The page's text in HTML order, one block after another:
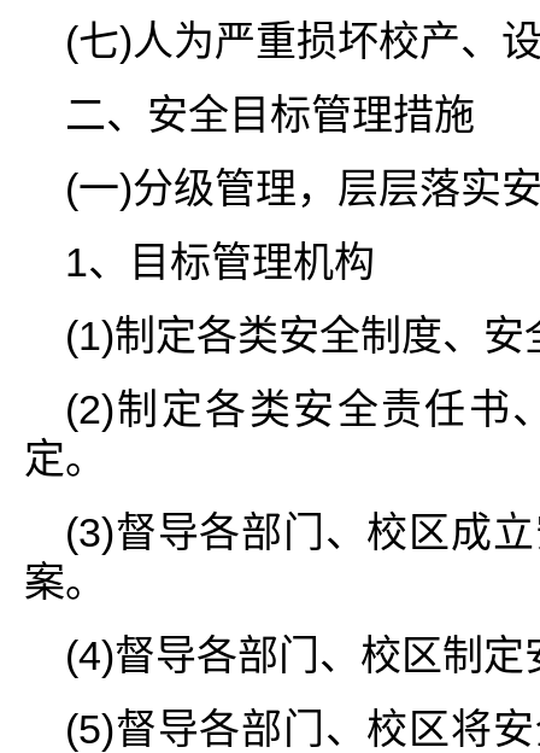
(七)人为严重损坏校产、
二、安全目标管理措施
(一)分级管理，层层落实
1、目标管理机构
(1)制定各类安全制度、
(2)制定各类安全责任书
定。
(3)督导各部门、校区成
案。
(4)督导各部门、校区制定
(5)督导各部门、校区将